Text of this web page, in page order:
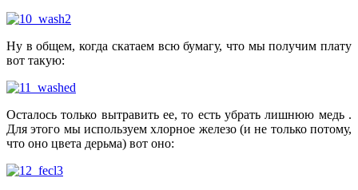
Ну в общем, когда скатаем всю бумагу, что мы получим плату
вот такую:
Осталось только вытравить ее, то есть убрать лишнюю медь .
Для этого мы используем хлорное железо (и не только потому,
что оно цвета дерьма) вот оно: